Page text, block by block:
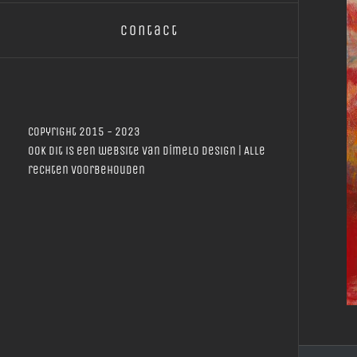
Contact
Copyright 2015 - 2023
Ook dit is een website van Dímelo Design | Alle
rechten voorbehouden